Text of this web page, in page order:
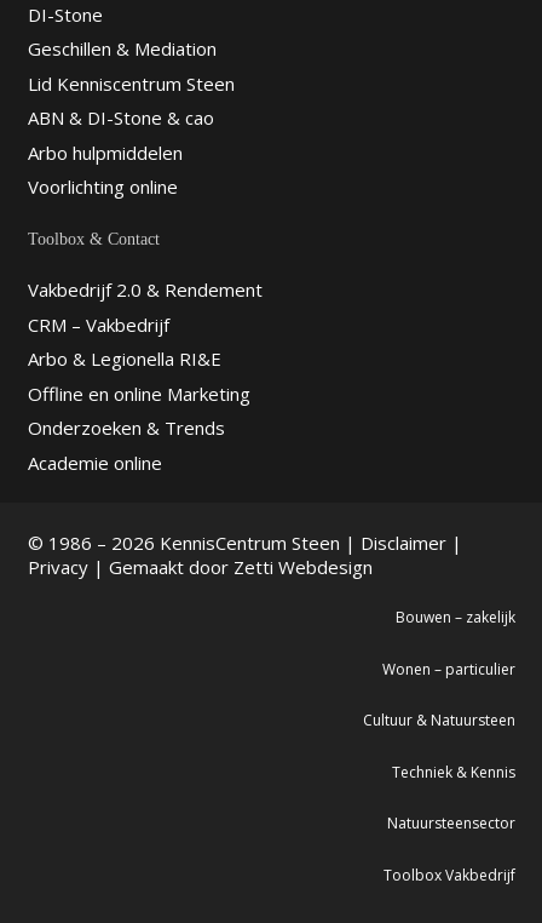
DI-Stone
Geschillen & Mediation
Lid Kenniscentrum Steen
ABN & DI-Stone & cao
Arbo hulpmiddelen
Voorlichting online
Toolbox & Contact
Vakbedrijf 2.0 & Rendement
CRM – Vakbedrijf
Arbo & Legionella RI&E
Offline en online Marketing
Onderzoeken & Trends
Academie online
© 1986 – 2026 KennisCentrum Steen | Disclaimer|
Privacy| Gemaakt door Zetti Webdesign
Bouwen – zakelijk
Wonen – particulier
Cultuur & Natuursteen
Techniek & Kennis
Natuursteensector
Toolbox Vakbedrijf